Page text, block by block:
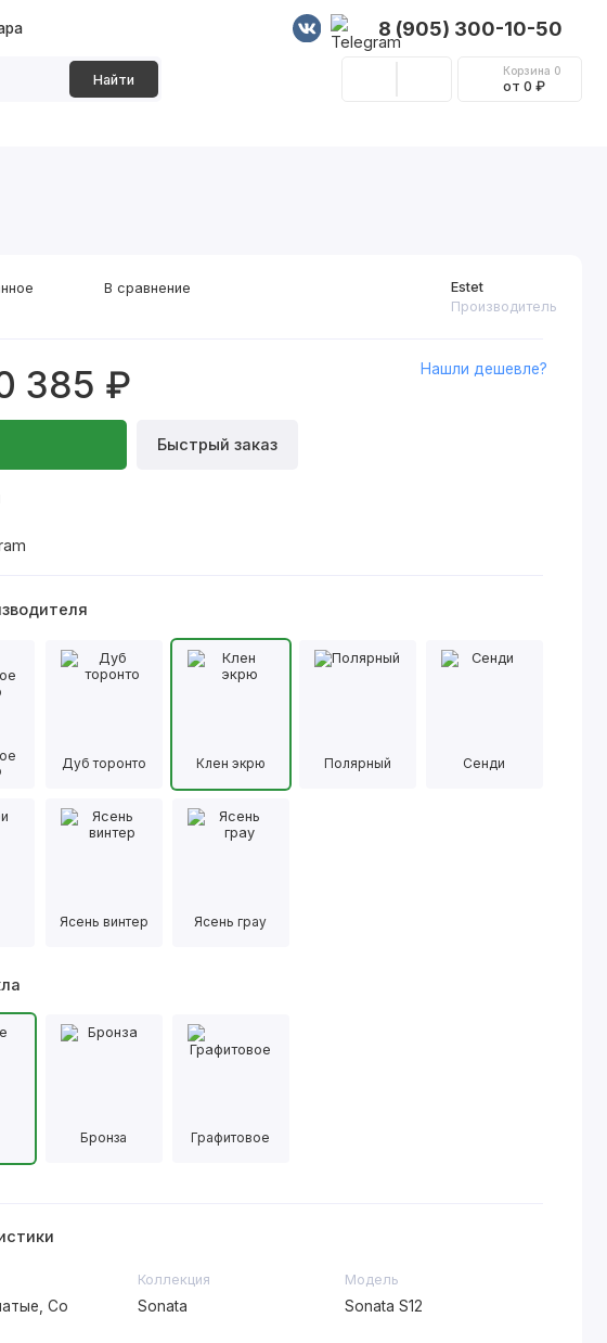
8 (905) 300-10-50
Найти
Корзина 0
от 0 ₽
Estet
Производитель
385 ₽
Быстрый заказ
Нашли дешевле?
В сравнение
Дуб торонто Клен экрю Полярный Сенди
Ясень винтер Ясень грау
Бронза Графитовое
Со
Коллекция
Sonata
Модель
Sonata S12